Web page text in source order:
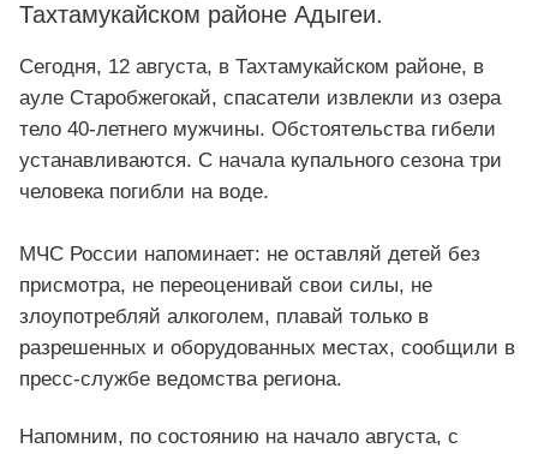
Тахтамукайском районе Адыгеи.
Сегодня, 12 августа, в Тахтамукайском районе, в
ауле Старобжегокай, спасатели извлекли из озера
тело 40-летнего мужчины. Обстоятельства гибели
устанавливаются. С начала купального сезона три
человека погибли на воде.
МЧС России напоминает: не оставляй детей без
присмотра, не переоценивай свои силы, не
злоупотребляй алкоголем, плавай только в
разрешенных и оборудованных местах, сообщили в
пресс-службе ведомства региона.
Напомним, по состоянию на начало августа, с